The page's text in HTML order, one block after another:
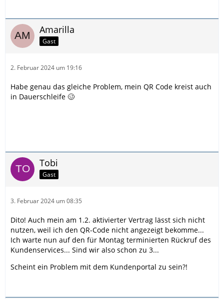
Amarilla
Gast
2. Februar 2024 um 19:16
Habe genau das gleiche Problem, mein QR Code kreist auch
in Dauerschleife 🥴
Tobi
Gast
3. Februar 2024 um 08:35
Dito! Auch mein am 1.2. aktivierter Vertrag lässt sich nicht
nutzen, weil ich den QR-Code nicht angezeigt bekomme...
Ich warte nun auf den für Montag terminierten Rückruf des
Kundenservices... Sind wir also schon zu 3...
Scheint ein Problem mit dem Kundenportal zu sein?!